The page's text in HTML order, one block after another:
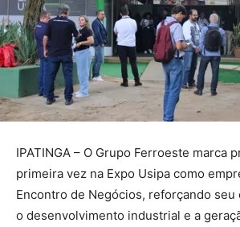
IPATINGA – O Grupo Ferroeste marca
primeira vez na Expo Usipa como
Encontro de Negócios, reforçando seu
o desenvolvimento industrial e a